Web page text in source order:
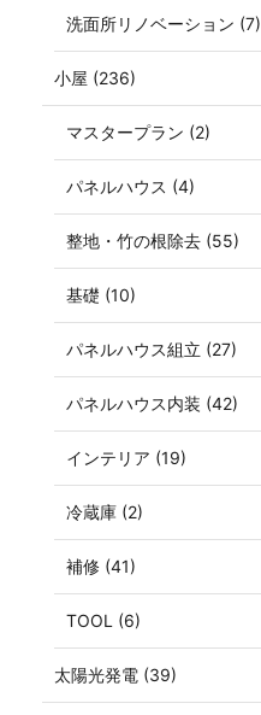
洗面所リノベーション (7)
小屋 (236)
マスタープラン (2)
パネルハウス (4)
整地・竹の根除去 (55)
基礎 (10)
パネルハウス組立 (27)
パネルハウス内装 (42)
インテリア (19)
冷蔵庫 (2)
補修 (41)
TOOL (6)
太陽光発電 (39)